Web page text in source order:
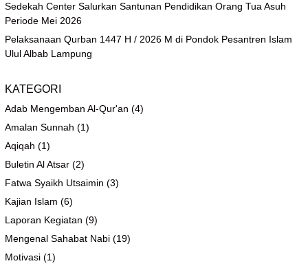
Sedekah Center Salurkan Santunan Pendidikan Orang Tua Asuh
Periode Mei 2026
Pelaksanaan Qurban 1447 H / 2026 M di Pondok Pesantren Islam
Ulul Albab Lampung
KATEGORI
Adab Mengemban Al-Qur'an (4)
Amalan Sunnah (1)
Aqiqah (1)
Buletin Al Atsar (2)
Fatwa Syaikh Utsaimin (3)
Kajian Islam (6)
Laporan Kegiatan (9)
Mengenal Sahabat Nabi (19)
Motivasi (1)